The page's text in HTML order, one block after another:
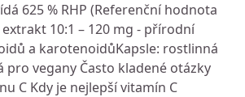
625 % RHP (Referenční hodnota
10:1 – 120 mg - přírodní
a karotenoidůKapsle: rostlinná
pro vegany Často kladené otázky
C Kdy je nejlepší vitamín C